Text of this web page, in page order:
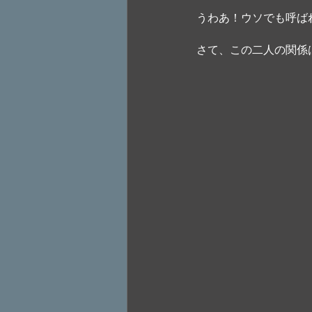
うわあ！ウソでも呼
さて、この二人の関係